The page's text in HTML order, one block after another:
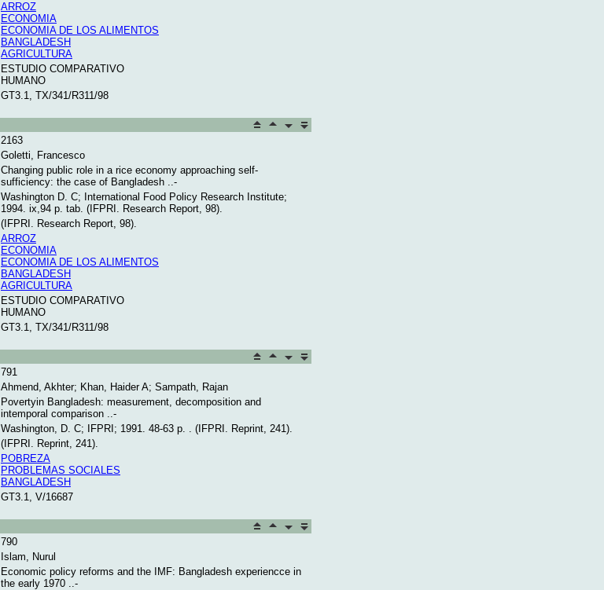
ARROZ
ECONOMIA
ECONOMIA DE LOS ALIMENTOS
BANGLADESH
AGRICULTURA
ESTUDIO COMPARATIVO
HUMANO
GT3.1, TX/341/R311/98
2163
Goletti, Francesco
Changing public role in a rice economy approaching self-
sufficiency: the case of Bangladesh ..-
Washington D. C; International Food Policy Research Institute;
1994. ix,94 p. tab. (IFPRI. Research Report, 98).
(IFPRI. Research Report, 98).
ARROZ
ECONOMIA
ECONOMIA DE LOS ALIMENTOS
BANGLADESH
AGRICULTURA
ESTUDIO COMPARATIVO
HUMANO
GT3.1, TX/341/R311/98
791
Ahmend, Akhter; Khan, Haider A; Sampath, Rajan
Povertyin Bangladesh: measurement, decomposition and
intemporal comparison ..-
Washington, D. C; IFPRI; 1991. 48-63 p. . (IFPRI. Reprint, 241).
(IFPRI. Reprint, 241).
POBREZA
PROBLEMAS SOCIALES
BANGLADESH
GT3.1, V/16687
790
Islam, Nurul
Economic policy reforms and the IMF: Bangladesh experiencce in
the early 1970 ..-